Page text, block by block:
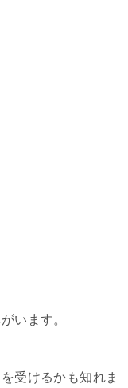
います。
受けるかも知れま